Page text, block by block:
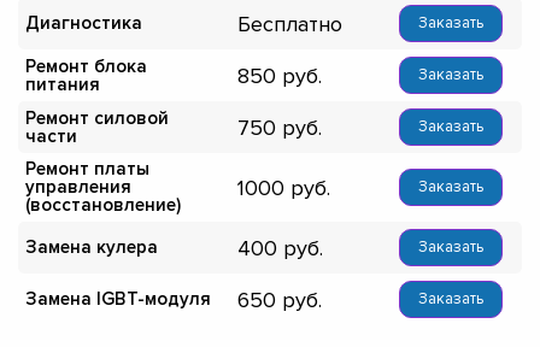
Диагностика Бесплатно Заказать
Ремонт блока
питания
850 Заказать
Ремонт силовой
части
750 Заказать
Ремонт платы
управления
(восстановление)
1000 Заказать
Замена кулера 400 Заказать
Замена IGBT-модуля 650 Заказать